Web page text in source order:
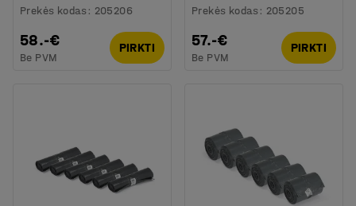
Prekės kodas : 205206
58.-€
Be PVM
PIRKTI
Prekės kodas : 205205
57.-€
Be PVM
PIRKTI